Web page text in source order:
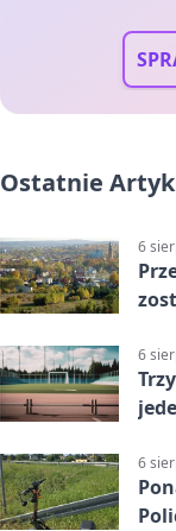
Ostatnie
6
6
6